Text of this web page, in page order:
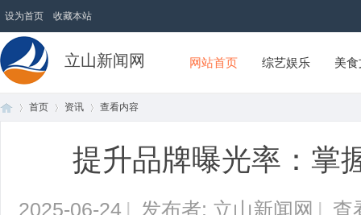
设为首页 收藏本站
立山新闻网 网站首页 综艺娱乐 美
首页 资讯 查看内容
提升品牌曝光率：掌
2025-06-24 | 发布者: 立山新闻网 | 查